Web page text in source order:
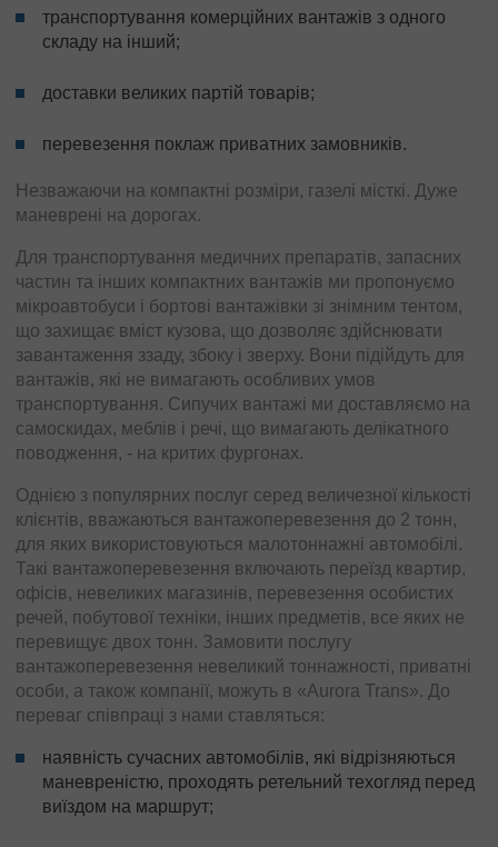
транспортування комерційних вантажів з одного
складу на інший;
доставки великих партій товарів;
перевезення поклаж приватних замовників.
Незважаючи на компактні розміри, газелі місткі. Дуже
маневрені на дорогах.
Для транспортування медичних препаратів, запасних
частин та інших компактних вантажів ми пропонуємо
мікроавтобуси і бортові вантажівки зі знімним тентом,
що захищає вміст кузова, що дозволяє здійснювати
завантаження ззаду, збоку і зверху. Вони підійдуть для
вантажів, які не вимагають особливих умов
транспортування. Сипучих вантажі ми доставляємо на
самоскидах, меблів і речі, що вимагають делікатного
поводження, - на критих фургонах.
Однією з популярних послуг серед величезної кількості
клієнтів, вважаються вантажоперевезення до 2 тонн,
для яких використовуються малотоннажні автомобілі.
Такі вантажоперевезення включають переїзд квартир,
офісів, невеликих магазинів, перевезення особистих
речей, побутової техніки, інших предметів, все яких не
перевищує двох тонн. Замовити послугу
вантажоперевезення невеликий тоннажності, приватні
особи, а також компанії, можуть в «Aurora Trans». До
переваг співпраці з нами ставляться:
наявність сучасних автомобілів, які відрізняються
маневреністю, проходять ретельний техогляд перед
виїздом на маршрут;